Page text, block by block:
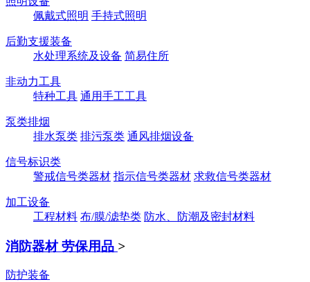
佩戴式照明 手持式照明
后勤支援装备
水处理系统及设备 简易住所
非动力工具
特种工具 通用手工工具
泵类排烟
排水泵类 排污泵类 通风排烟设备
信号标识类
警戒信号类器材 指示信号类器材 求救信号类器材
加工设备
工程材料 布/膜/滤垫类 防水、防潮及密封材料
消防器材 劳保用品 >
防护装备